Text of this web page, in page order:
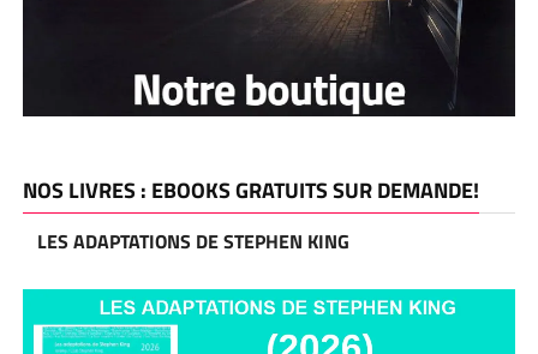
NOS LIVRES : EBOOKS GRATUITS SUR DEMANDE!
LES ADAPTATIONS DE STEPHEN KING